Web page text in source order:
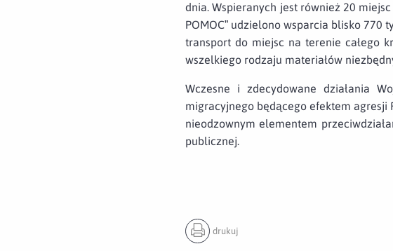
dnia. Wspieranych jest również 20
POMOC” udzielono wsparcia blisko 770
transport do miejsc na terenie całego
wszelkiego rodzaju materiałów
Wczesne i zdecydowane działania
migracyjnego będącego efektem agresji
nieodzownym elementem
publicznej.
drukuj